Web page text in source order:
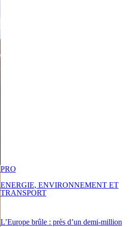
L’Europe brûle : près d’un demi-million
PRO
ENERGIE, ENVIRONNEMENT ET
TRANSPORT